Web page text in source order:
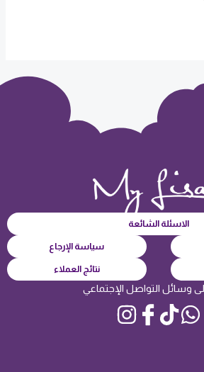
الاسئلة الشائعة
سياسة الإرجاع
نتائج العملاء
وسائل التواصل الإجتماعي